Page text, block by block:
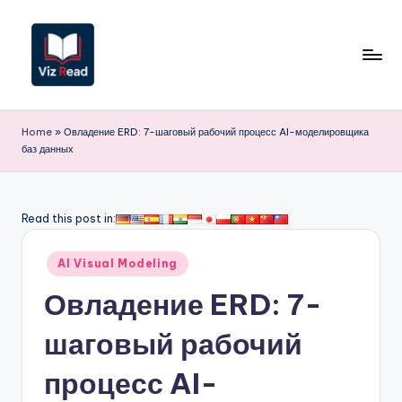
Перейти
содержимому
iz
R
a
Home » Овладение ERD: 7-шаговый рабочий процесс AI-моделировщика
баз данных
Read this post in:
Опубликовано
AI Visual Modeling
Овладение ERD: 7-
шаговый рабочий
процесс AI-